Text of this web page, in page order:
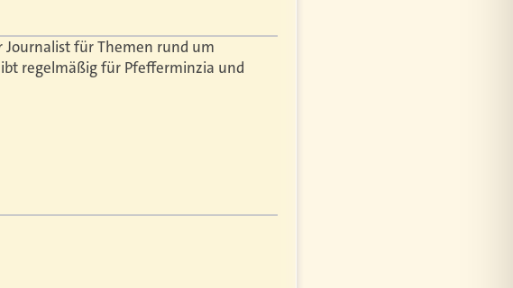
für Themen rund um
regelmäßig für Pfefferminzia und